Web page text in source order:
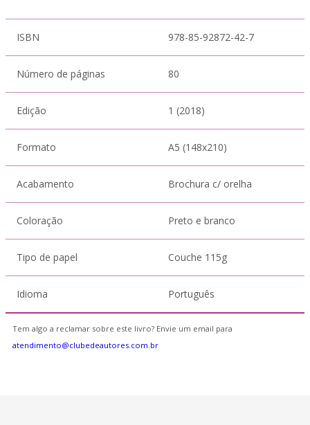
ISBN 978-85-92872-42-7
Número de páginas 80
Edição 1 (2018)
Formato A5 (148x210)
Acabamento Brochura c/ orelha
Coloração Preto e branco
Tipo de papel Couche 115g
Idioma Português
Tem algo a reclamar sobre este livro? Envie um email para
atendimento@clubedeautores.com.br